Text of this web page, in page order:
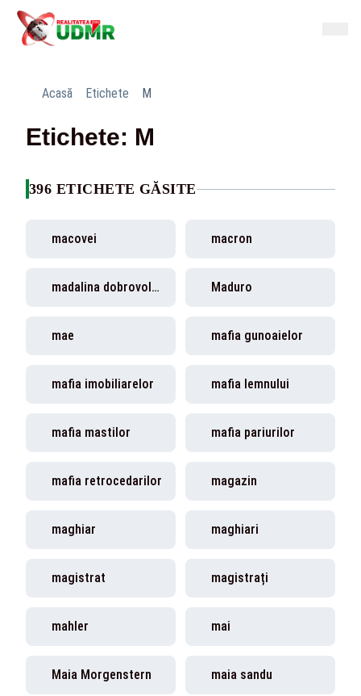
Acasă Etichete M
Etichete: M
396 ETICHETE GĂSITE
macovei macron
madalina dobrovolschi Maduro
mae mafia gunoaielor
mafia imobiliarelor mafia lemnului
mafia mastilor mafia pariurilor
mafia retrocedarilor magazin
maghiar maghiari
magistrat magistrați
mahler mai
Maia Morgenstern maia sandu